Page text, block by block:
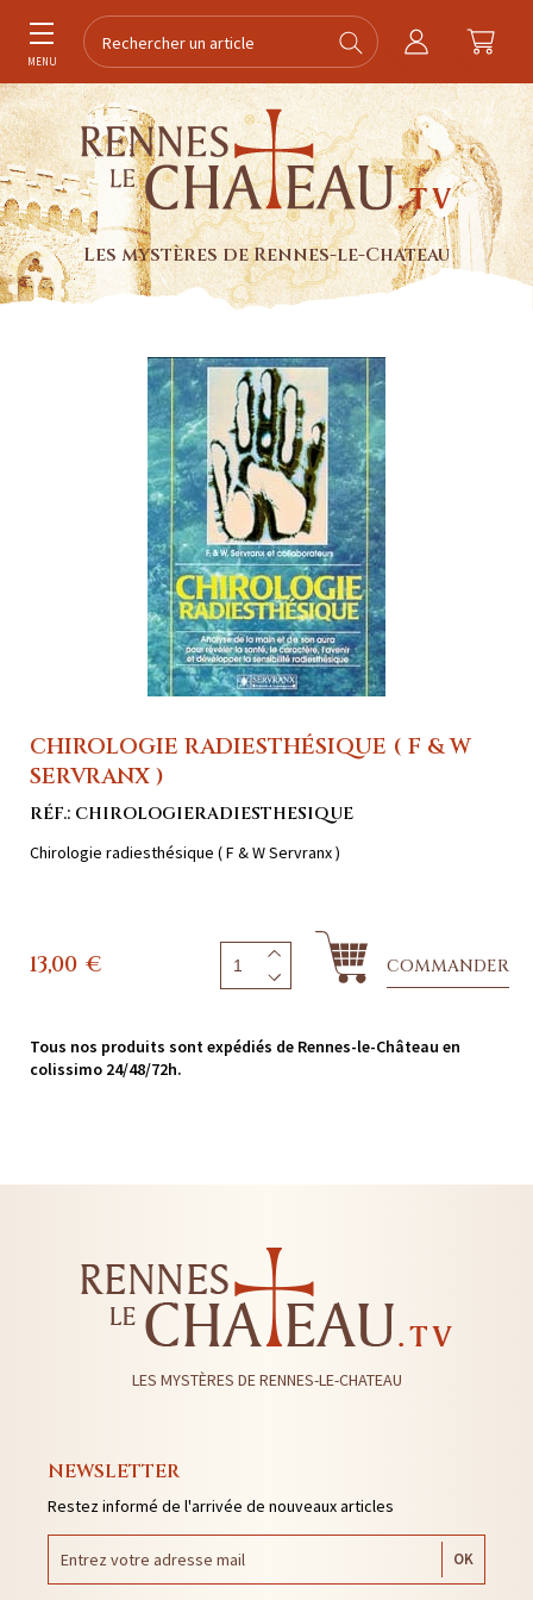
MENU
Les mystères de Rennes-le-Chateau
CHIROLOGIE RADIESTHÉSIQUE ( F & W
SERVRANX )
RÉF.: CHIROLOGIERADIESTHESIQUE
Chirologie radiesthésique ( F & W Servranx )
13,00 € COMMANDER
Tous nos produits sont expédiés de Rennes-le-Château en
colissimo 24/48/72h.
LES MYSTÈRES DE RENNES-LE-CHATEAU
NEWSLETTER
Restez informé de l'arrivée de nouveaux articles